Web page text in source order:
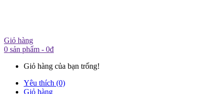
Giỏ hàng
0 sản phẩm - 0đ
Giỏ hàng của bạn trống!
Yêu thích (0)
Giỏ hàng